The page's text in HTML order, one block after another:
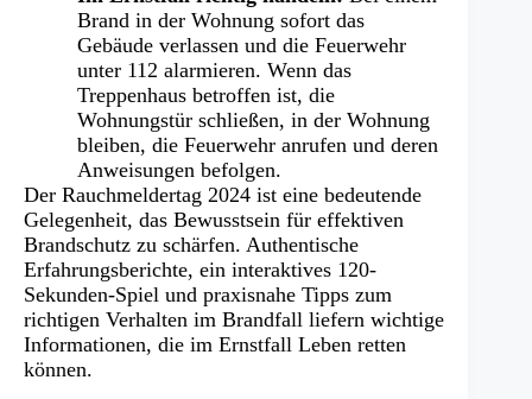
Brand in der Wohnung sofort das
Gebäude verlassen und die Feuerwehr
unter 112 alarmieren. Wenn das
Treppenhaus betroffen ist, die
Wohnungstür schließen, in der Wohnung
bleiben, die Feuerwehr anrufen und deren
Anweisungen befolgen.
Der Rauchmeldertag 2024 ist eine bedeutende
Gelegenheit, das Bewusstsein für effektiven
Brandschutz zu schärfen. Authentische
Erfahrungsberichte, ein interaktives 120-
Sekunden-Spiel und praxisnahe Tipps zum
richtigen Verhalten im Brandfall liefern wichtige
Informationen, die im Ernstfall Leben retten
können.